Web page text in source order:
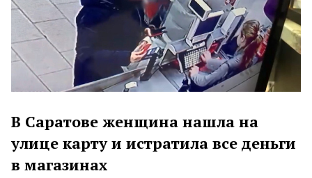
В Саратове женщина нашла на
улице карту и истратила все деньги
в магазинах